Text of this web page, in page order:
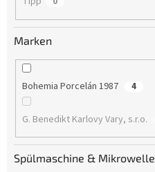
Marken
Bohemia Porcelán 1987 4
G. Benedikt Karlovy Vary, s.r.o.
Spülmaschine & Mikrowelle